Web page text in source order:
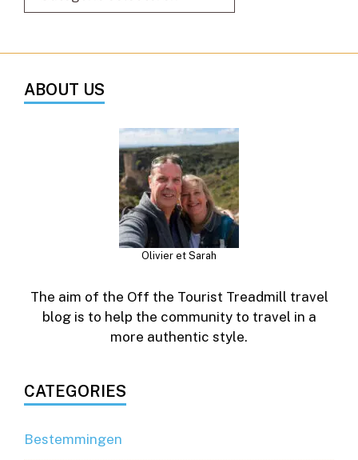
ABOUT US
Olivier et Sarah
The aim of the Off the Tourist Treadmill travel
blog is to help the community to travel in a
more authentic style.
CATEGORIES
Bestemmingen